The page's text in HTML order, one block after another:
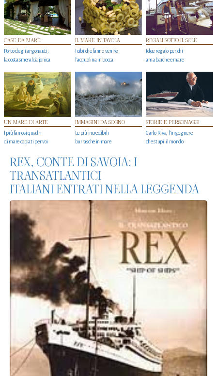
CASE DA MARE
Porto degli argonauti,
la costa smeralda jonica
IL MARE IN TAVOLA
I cibi che fanno venire
l’acquolina in bocca
REGALI SOTTO IL SOLE
Idee regalo per chi
ama barche e mare
UN MARE DI ARTE
I più famosi quadri
di mare copiati per voi
IMMAGINI DA SOGNO
Le più incredibili
burrasche in mare
STORIE E PERSONAGGI
Carlo Riva, l’ingegnere
che stupi' il mondo
REX, CONTE DI SAVOIA: I
TRANSATLANTICI
ITALIANI ENTRATI NELLA LEGGENDA